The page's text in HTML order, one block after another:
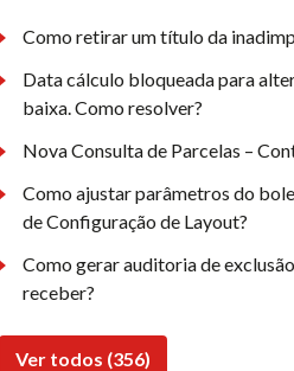
Como retirar um título da
Data cálculo bloqueada para
baixa. Como resolver?
Nova Consulta de Parcelas –
Como ajustar parâmetros do
de Configuração de Layout?
Como gerar auditoria de
receber?
Ver todos (356)